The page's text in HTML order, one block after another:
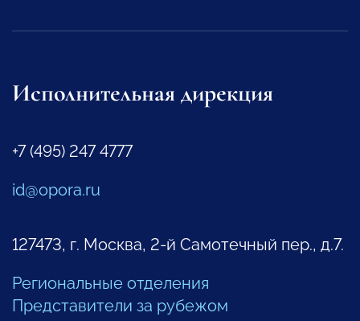
Исполнительная дирекция
+7 (495) 247 4777
id@opora.ru
127473, г. Москва, 2-й Самотечный пер., д.7.
Региональные отделения
Представители за рубежом